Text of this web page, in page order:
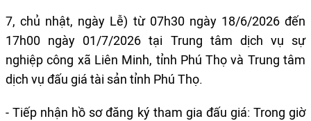
7, chủ nhật, ngày Lễ) từ 07h30 ngày 18/6/2026 đến
17h00 ngày 01/7/2026 tại Trung tâm dịch vụ sự
nghiệp công xã Liên Minh, tỉnh Phú Thọ và Trung tâm
dịch vụ đấu giá tài sản tỉnh Phú Thọ.
- Tiếp nhận hồ sơ đăng ký tham gia đấu giá: Trong giờ